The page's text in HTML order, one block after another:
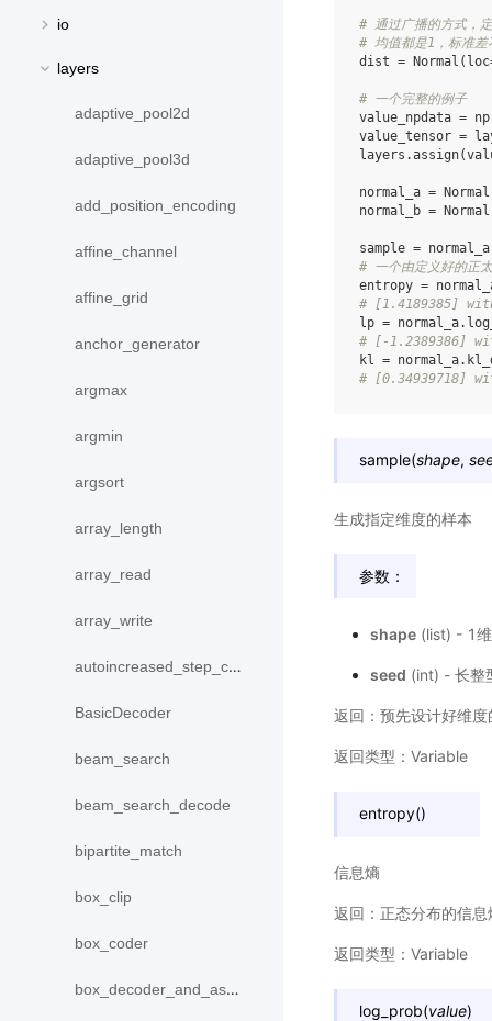
io
layers
adaptive_pool2d
adaptive_pool3d
add_position_encoding
affine_channel
affine_grid
anchor_generator
argmax
argmin
argsort
array_length
array_read
array_write
autoincreased_step_counter
BasicDecoder
beam_search
beam_search_decode
bipartite_match
box_clip
box_coder
box_decoder_and_assign
# 通过广播的方式，
# 均值都是1，标准差
dist = Normal ( loc
# 一个完整的例子
value_npdata = np
value_tensor =
layers .assign(
normal_a = Normal
normal_b = Normal
sample = normal_a
# 一个由定义好的正
entropy =
# [1.4189385]
lp = normal_a.
# [-1.2389386]
kl = normal_a.
# [0.34939718]
sample(shape,
生成指定维度的样本
参数：
shape(list) - 1维
seed (int) - 长整
返回：预先设计好维
返回类型：Variable
entropy()
信息熵
返回：正态分布的信
返回类型：Variable
log_prob(value)